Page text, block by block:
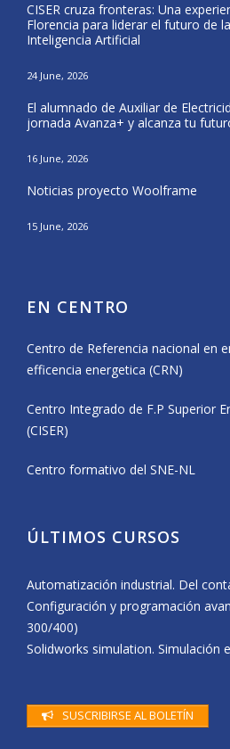
CISER cruza fronteras: Una
Florencia para liderar el futuro de
Inteligencia Artificial
24 June, 2026
El alumnado de Auxiliar de
jornada Avanza+ y alcanza tu
16 June, 2026
Noticias proyecto Woolframe
15 June, 2026
EN CENTRO
Centro de Referencia nacional en
efficencia energetica (CRN)
Centro Integrado de F.P Superior
(CISER)
Centro formativo del SNE-NL
ÚLTIMOS CURSOS
Automatización industrial. Del
Configuración y programación
300/400)
Solidworks simulation. Simulación
SUSCRIBIRSE AL BOLETÍN